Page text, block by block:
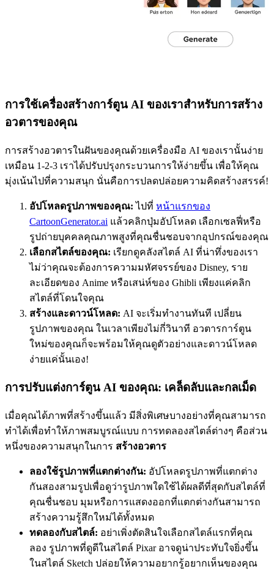
การใช้เครื่องสร้างการ์ตูน AI ของเราสำหรับการสร้าง
อวตารของคุณ
การสร้างอวตารในฝันของคุณด้วยเครื่องมือ AI ของเรานั้นง่าย
เหมือน 1-2-3 เราได้ปรับปรุงกระบวนการให้ง่ายขึ้น เพื่อให้คุณ
มุ่งเน้นไปที่ความสนุก นั่นคือการปลดปล่อยความคิดสร้างสรรค์!
อัปโหลดรูปภาพของคุณ: ไปที่ หน้าแรกของ
CartoonGenerator.ai แล้วคลิกปุ่มอัปโหลด เลือกเซลฟี่หรือ
รูปถ่ายบุคคลคุณภาพสูงที่คุณชื่นชอบจากอุปกรณ์ของคุณ
เลือกสไตล์ของคุณ: เรียกดูคลังสไตล์ AI ที่น่าทึ่งของเรา
ไม่ว่าคุณจะต้องการความมหัศจรรย์ของ Disney, ราย
ละเอียดของ Anime หรือเสน่ห์ของ Ghibli เพียงแค่คลิก
สไตล์ที่โดนใจคุณ
สร้างและดาวน์โหลด: AI จะเริ่มทำงานทันที เปลี่ยน
รูปภาพของคุณ ในเวลาเพียงไม่กี่วินาที อวตารการ์ตูน
ใหม่ของคุณก็จะพร้อมให้คุณดูตัวอย่างและดาวน์โหลด
ง่ายแค่นั้นเอง!
การปรับแต่งการ์ตูน AI ของคุณ: เคล็ดลับและกลเม็ด
เมื่อคุณได้ภาพที่สร้างขึ้นแล้ว มีสิ่งพิเศษบางอย่างที่คุณสามารถ
ทำได้เพื่อทำให้ภาพสมบูรณ์แบบ การทดลองสไตล์ต่างๆ คือส่วน
หนึ่งของความสนุกในการ สร้างอวตาร
ลองใช้รูปภาพที่แตกต่างกัน: อัปโหลดรูปภาพที่แตกต่าง
กันสองสามรูปเพื่อดูว่ารูปภาพใดใช้ได้ผลดีที่สุดกับสไตล์ที่
คุณชื่นชอบ มุมหรือการแสดงออกที่แตกต่างกันสามารถ
สร้างความรู้สึกใหม่ได้ทั้งหมด
ทดลองกับสไตล์: อย่าเพิ่งตัดสินใจเลือกสไตล์แรกที่คุณ
ลอง รูปภาพที่ดูดีในสไตล์ Pixar อาจดูน่าประทับใจยิ่งขึ้น
ในสไตล์ Sketch ปล่อยให้ความอยากรู้อยากเห็นของคุณ